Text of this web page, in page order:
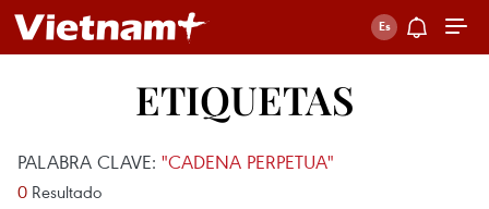
ETIQUETAS
PALABRA CLAVE: "CADENA PERPETUA"
0 Resultado